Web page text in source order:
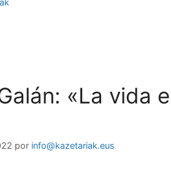
«La vida
por info@kazetariak.eus